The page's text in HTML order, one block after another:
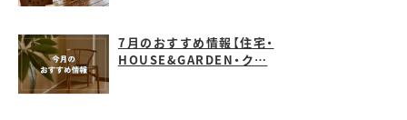
7月のおすすめ情報【住宅・
HOUSE&GARDEN・ク…